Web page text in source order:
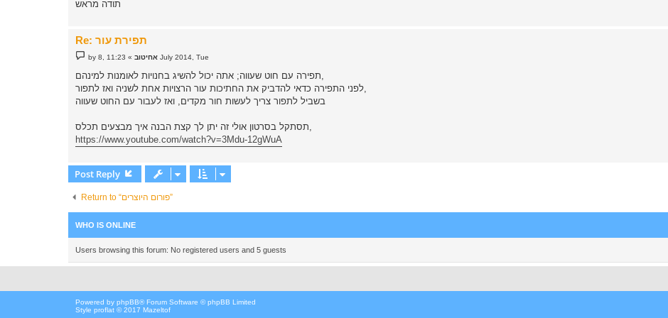
תודה מראש
Re: תפירת עור
P
o
t
by אחיטוב» 11:23 ,8 July 2014, Tue
בשביל לתפור צריך לעשות חור מקדים, ואז לעבור עם החוט שעווה
https://www.youtube.com/watch?v=3Mdu-12gWuA
Post Reply
Return to “פורום היוצרים”
WHO IS ONLINE
Users browsing this forum: No registered users and 5 guests
Powered by phpBB® Forum Software © phpBB Limited
Style proflat © 2017 Mazeltof